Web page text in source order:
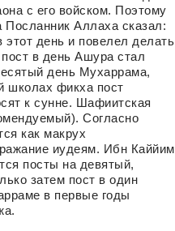
с его войском. Поэтому
Посланник Аллаха сказал:
день и повелел делать
в день Ашура стал
день Мухаррама,
школах фикха пост
к сунне. Шафиитская
Согласно
как макрух
иудеям. Ибн Каййим
посты на девятый,
затем пост в один
в первые годы